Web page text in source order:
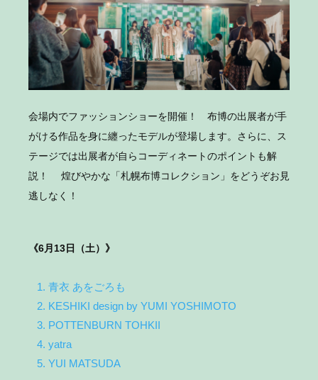
会場内でファッションショーを開催！ 布博の出展者が手
がける作品を身に纏ったモデルが登場します。さらに、ス
テージでは出展者が自らコーディネートのポイントも解
説！ 煌びやかな「札幌布博コレクション」をどうぞお見
逃しなく！
《6月13日（土）》
1. 青衣 あをごろも
2. KESHIKI design by YUMI YOSHIMOTO
3. POTTENBURN TOHKII
4. yatra
5. YUI MATSUDA